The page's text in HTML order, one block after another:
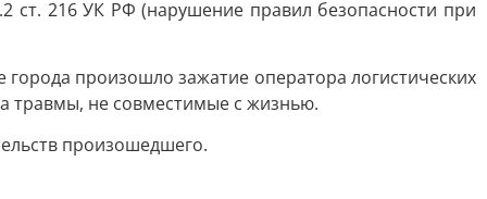
ст. 216 УК РФ (нарушение правил безопасности при
произошло зажатие оператора логистических
травмы, не совместимые с жизнью.
произошедшего.